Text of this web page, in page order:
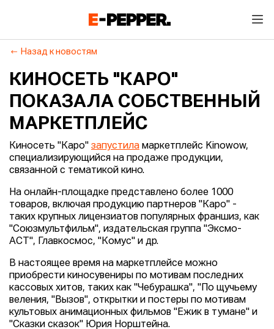
Назад к новостям
КИНОСЕТЬ "КАРО"
ПОКАЗАЛА СОБСТВЕННЫЙ
МАРКЕТПЛЕЙС
Киносеть "Каро" запустила маркетплейс Kinowow,
специализирующийся на продаже продукции,
связанной с тематикой кино.
На онлайн-площадке представлено более 1000
товаров, включая продукцию партнеров "Каро" -
таких крупных лицензиатов популярных франшиз, как
"Союзмультфильм", издательская группа "Эксмо-
АСТ", Главкосмос, "Комус" и др.
В настоящее время на маркетплейсе можно
приобрести киносувениры по мотивам последних
кассовых хитов, таких как "Чебурашка", "По щучьему
веления, "Вызов", открытки и постеры по мотивам
культовых анимационных фильмов "Ежик в тумане" и
"Сказки сказок" Юрия Норштейна.